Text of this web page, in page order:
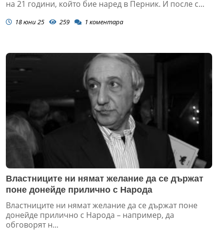
на 21 години, който бие наред в Перник. И после с...
18 юни 25 259 1 коментара
Властниците ни нямат желание да се държат
поне донейде прилично с Народа
Властниците ни нямат желание да се държат поне
донейде прилично с Народа – например, да
обговорят н...